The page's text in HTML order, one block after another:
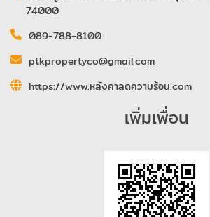
74000
089-788-8100
ptkpropertyco@gmail.com
https://www.หลังคาลดความร้อน.com
เพิ่มเพื่อน